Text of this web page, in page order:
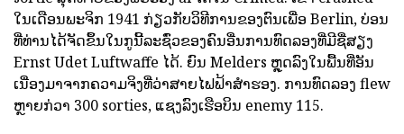
ໃນເດືອນພະຈິກ 1941 ກ່ຽວກັບວິທີການຂອງຕົນເພື່ອ Berlin, ບ່ອນ
ທີ່ທ່ານໄດ້ຈັດຂຶ້ນໃນກູນີ້ລະຊົ່ວຂອງຄົນອື່ນການທົດລອງທີ່ມີຊື່ສຽງ
Ernst Udet Luftwaffe ໄດ້. ຍົນ Melders ຫຼຸດລົງໃນພື້ນທີ່ອັນ
ເນື່ອງມາຈາກຄວາມຈິງທີ່ວ່າສາຍໄຟຟ້າສໍາຮອງ. ການທົດລອງ flew
ຫຼາຍກ່ວາ 300 sorties, ແຊງລົງເຮືອບິນ enemy 115.